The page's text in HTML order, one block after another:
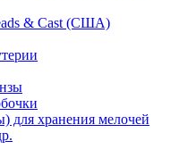
& Cast (США)
для хранения мелочей